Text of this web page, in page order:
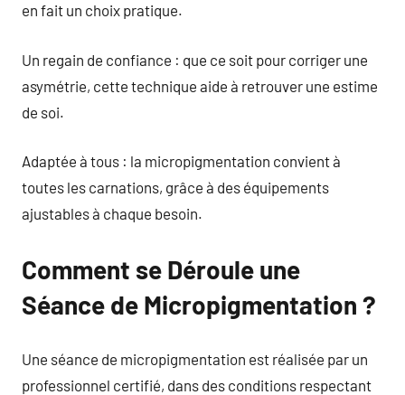
en fait un choix pratique.
Un regain de confiance : que ce soit pour corriger une
asymétrie, cette technique aide à retrouver une estime
de soi.
Adaptée à tous : la micropigmentation convient à
toutes les carnations, grâce à des équipements
ajustables à chaque besoin.
Comment se Déroule une
Séance de Micropigmentation ?
Une séance de micropigmentation est réalisée par un
professionnel certifié, dans des conditions respectant